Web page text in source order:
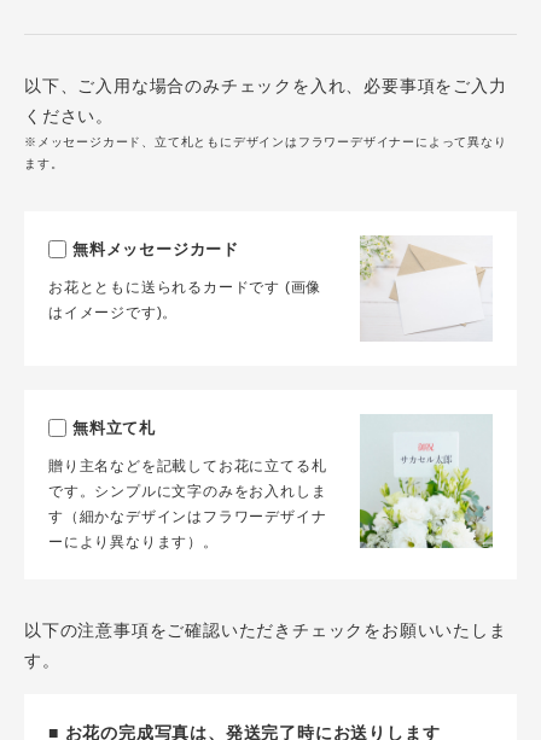
以下、ご入用な場合のみチェックを入れ、必要事項をご入力
ください。
※メッセージカード、立て札ともにデザインはフラワーデザイナーによって異なり
ます。
無料メッセージカード
お花とともに送られるカードです (画像
はイメージです)。
無料立て札
贈り主名などを記載してお花に立てる札
です。シンプルに文字のみをお入れしま
す（細かなデザインはフラワーデザイナ
ーにより異なります）。
以下の注意事項をご確認いただきチェックをお願いいたしま
す。
■ お花の完成写真は、発送完了時にお送りします